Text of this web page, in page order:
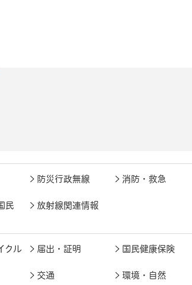
防災行政無線 消防・救急
民
放射線関連情報
クル 届出・証明 国民健康保険
交通 環境・自然